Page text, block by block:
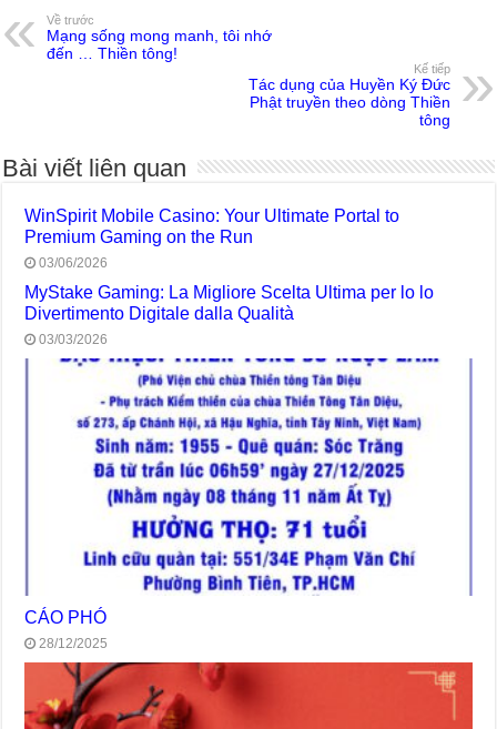
Về trước
Mạng sống mong manh, tôi nhớ
đến … Thiền tông!
Kế tiếp
Tác dụng của Huyền Ký Đức
Phật truyền theo dòng Thiền
tông
Bài viết liên quan
WinSpirit Mobile Casino: Your Ultimate Portal to
Premium Gaming on the Run
03/06/2026
MyStake Gaming: La Migliore Scelta Ultima per lo lo
Divertimento Digitale dalla Qualità
03/03/2026
CÁO PHÓ
28/12/2025